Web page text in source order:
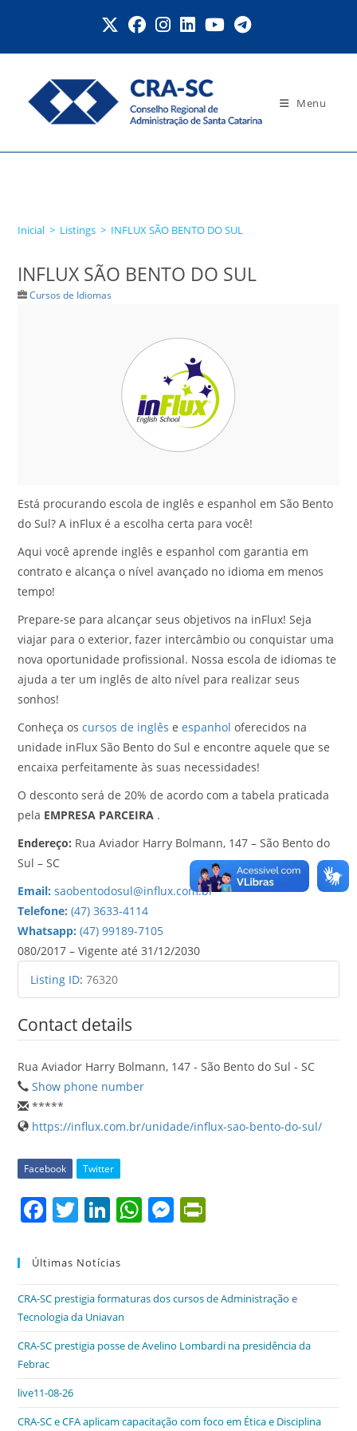
Menu
Inicial > Listings > INFLUX SÃO BENTO DO SUL
INFLUX SÃO BENTO DO SUL
Cursos de Idiomas
Está procurando escola de inglês e espanhol em São Bento
do Sul? A inFlux é a escolha certa para você!
Aqui você aprende inglês e espanhol com garantia em
contrato e alcança o nível avançado no idioma em menos
tempo!
Prepare-se para alcançar seus objetivos na inFlux! Seja
viajar para o exterior, fazer intercâmbio ou conquistar uma
nova oportunidade profissional. Nossa escola de idiomas te
ajuda a ter um inglês de alto nível para realizar seus
sonhos!
Conheça oscursos de inglês eespanhol oferecidos na
unidade inFlux São Bento do Sul e encontre aquele que se
encaixa perfeitamente às suas necessidades!
O desconto será de 20% de acordo com a tabela praticada
pela EMPRESA PARCEIRA .
Endereço: Rua Aviador Harry Bolmann, 147 – São Bento do
Sul – SC
Email: saobentodosul@influx.com.br
Telefone: (47) 3633-4114
Whatsapp: (47) 99189-7105
080/2017 – Vigente até 31/12/2030
Listing ID:76320
Contact details
Rua Aviador Harry Bolmann, 147 - São Bento do Sul - SC
Show phone number
*****
https://influx.com.br/unidade/influx-sao-bento-do-sul/
Facebook Twitter
F
c
e
b
o
o
k
T
itt
er
Li
k
dI
n
W
A
p
M
n
g
ri
e
n
Últimas Notícias
CRA-SC prestigia formaturas dos cursos de Administração e
Tecnologia da Uniavan
CRA-SC prestigia posse de Avelino Lombardi na presidência da
Febrac
live11-08-26
CRA-SC e CFA aplicam capacitação com foco em Ética e Disciplina